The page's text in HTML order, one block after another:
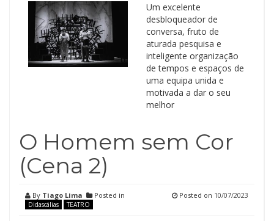
Um excelente
desbloqueador de
conversa, fruto de
aturada pesquisa e
inteligente organização
de tempos e espaços de
uma equipa unida e
motivada a dar o seu
melhor
O Homem sem Cor
(Cena 2)
By Tiago Lima Posted in
Didascálias TEATRO
Posted on 10/07/2023